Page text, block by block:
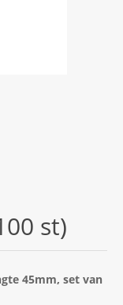
st)
45mm, set van